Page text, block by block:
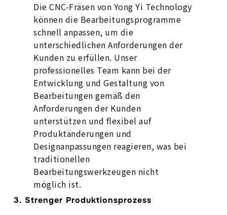
Die CNC-Fräsen von Yong Yi Technology
können die Bearbeitungsprogramme
schnell anpassen, um die
unterschiedlichen Anforderungen der
Kunden zu erfüllen. Unser
professionelles Team kann bei der
Entwicklung und Gestaltung von
Bearbeitungen gemäß den
Anforderungen der Kunden
unterstützen und flexibel auf
Produktänderungen und
Designanpassungen reagieren, was bei
traditionellen
Bearbeitungswerkzeugen nicht
möglich ist.
3. Strenger Produktionsprozess